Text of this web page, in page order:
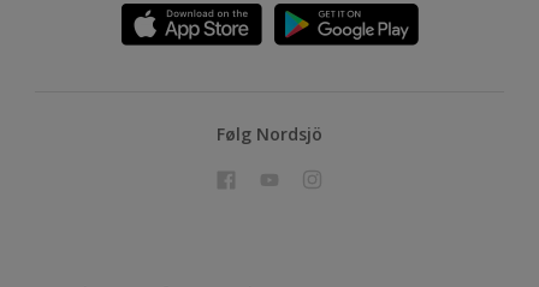
Følg Nordsjö